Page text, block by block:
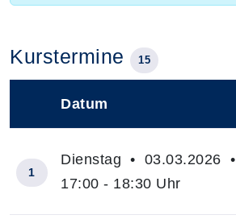
Kurstermine 15
Datum
1
Dienstag • 03.03.2026 •
17:00 - 18:30 Uhr